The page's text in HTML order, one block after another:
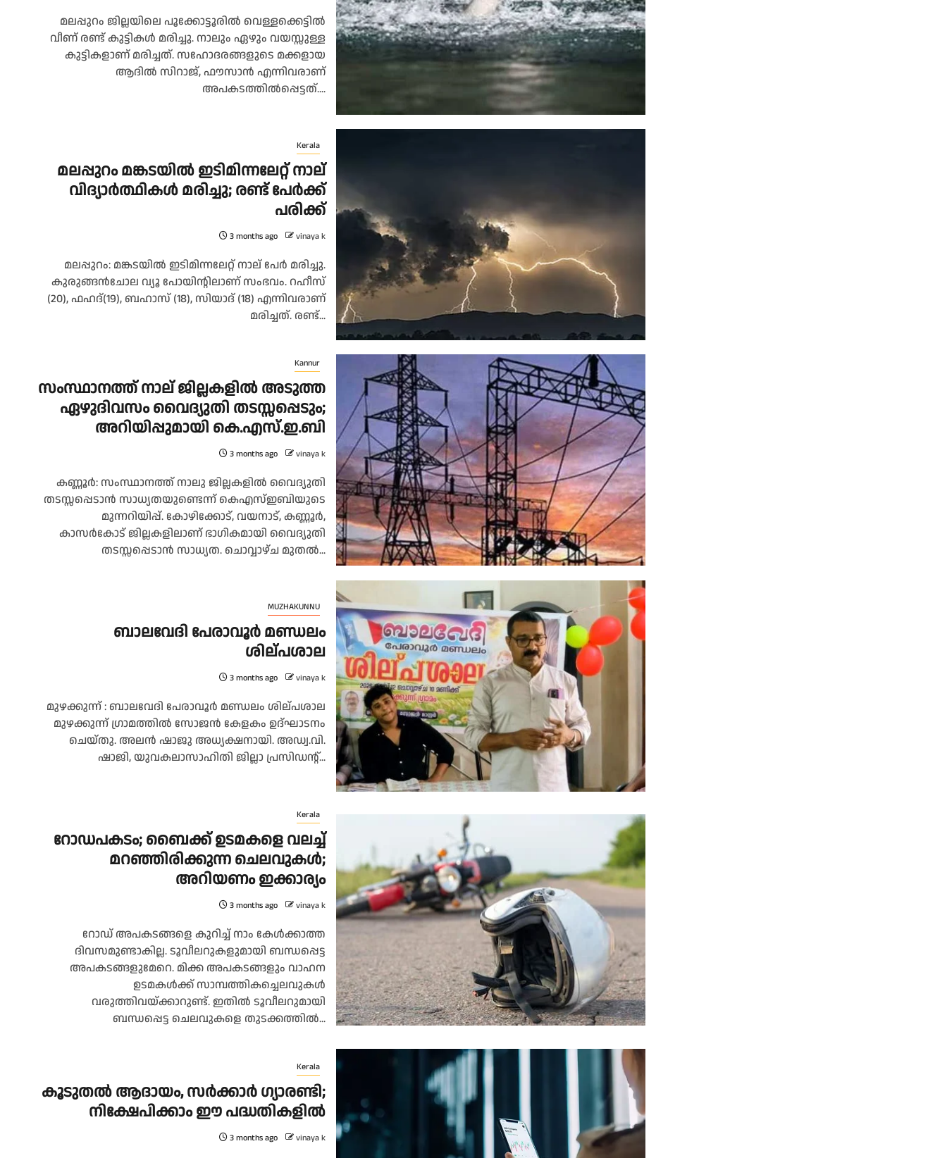
മലപ്പുറം ജില്ലയിലെ പൂക്കോട്ടൂരിൽ വെള്ളക്കെട്ടിൽ
വീണ് രണ്ട് കുട്ടികൾ മരിച്ചു. നാലും ഏഴും വയസ്സുള്ള
കുട്ടികളാണ് മരിച്ചത്. സഹോദരങ്ങളുടെ മക്കളായ
ആദിൽ സിറാജ്, ഫൗസാൻ എന്നിവരാണ്
അപകടത്തിൽപ്പെട്ടത്....
Kerala
മലപ്പുറം മങ്കടയിൽ ഇടിമിന്നലേറ്റ് നാല്
വിദ്യാർത്ഥികൾ മരിച്ചു; രണ്ട് പേർക്ക്
പരിക്ക്
3 months ago vinaya k
മലപ്പുറം: മങ്കടയിൽ ഇടിമിന്നലേറ്റ് നാല് പേർ മരിച്ചു.
കുരുങ്ങൻചോല വ്യൂ പോയിൻ്റിലാണ് സംഭവം. റഹീസ്
(20), ഫഹദ്(19), ബഹാസ് (18), സിയാദ് (18) എന്നിവരാണ്
മരിച്ചത്. രണ്ട്...
Kannur
സംസ്ഥാനത്ത് നാല് ജില്ലകളിൽ അടുത്ത
ഏഴുദിവസം വൈദ്യുതി തടസ്സപ്പെടും;
അറിയിപ്പുമായി കെ.എസ്.ഇ.ബി
3 months ago vinaya k
കണ്ണൂർ: സംസ്ഥാനത്ത് നാലു ജില്ലകളിൽ വൈദ്യുതി
തടസ്സപ്പെടാൻ സാധ്യതയുണ്ടെന്ന് കെഎസ്ഇബിയുടെ
മുന്നറിയിപ്പ്. കോഴിക്കോട്, വയനാട്, കണ്ണൂർ,
കാസർകോട് ജില്ലകളിലാണ് ഭാഗികമായി വൈദ്യുതി
തടസ്സപ്പെടാൻ സാധ്യത. ചൊവ്വാഴ്ച മുതൽ...
MUZHAKUNNU
ബാലവേദി പേരാവൂർ മണ്ഡലം
ശില്പശാല
3 months ago vinaya k
മുഴക്കുന്ന് : ബാലവേദി പേരാവൂർ മണ്ഡലം ശില്പശാല
മുഴക്കുന്ന് ഗ്രാമത്തിൽ സോജൻ കേളകം ഉദ്ഘാടനം
ചെയ്തു. അലൻ ഷാജു അധ്യക്ഷനായി. അഡ്വ.വി.
ഷാജി, യുവകലാസാഹിതി ജില്ലാ പ്രസിഡന്റ്...
Kerala
റോഡപകടം; ബൈക്ക് ഉടമകളെ വലച്ച്
മറഞ്ഞിരിക്കുന്ന ചെലവുകൾ;
അറിയണം ഇക്കാര്യം
3 months ago vinaya k
റോഡ് അപകടങ്ങളെ കുറിച്ച് നാം കേൾക്കാത്ത
ദിവസമുണ്ടാകില്ല. ടൂവീലറുകളുമായി ബന്ധപ്പെട്ട
അപകടങ്ങളുമേറെ. മിക്ക അപകടങ്ങളും വാഹന
ഉടമകൾക്ക് സാമ്പത്തികച്ചെലവുകൾ
വരുത്തിവയ്ക്കാറുണ്ട്. ഇതിൽ ടൂവീലറുമായി
ബന്ധപ്പെട്ട ചെലവുകളെ തുടക്കത്തിൽ...
Kerala
കൂടുതൽ ആദായം, സർക്കാർ ഗ്യാരണ്ടി;
നിക്ഷേപിക്കാം ഈ പദ്ധതികളിൽ
3 months ago vinaya k